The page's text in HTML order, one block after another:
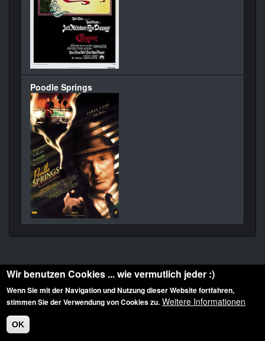
Poodle Springs
Diese Website ist urheberrechtlich geschützt: © 2010-2026 der Film Noir de. Alle
Rechte vorbehalten.
Wir benutzen Cookies ... wie vermutlich jeder :)
Wenn Sie mit der Navigation und Nutzung dieser Website fortfahren,
stimmen Sie der Verwendung von Cookies zu. Weitere Informationen
OK